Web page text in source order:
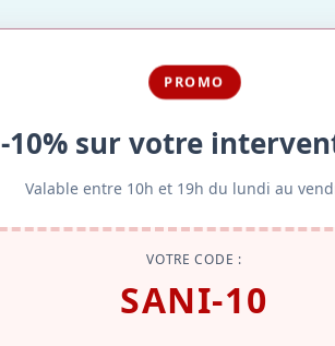
PROMO
-10% sur votre
Valable entre 10h et 19h du lundi au
VOTRE CODE :
SANI-10